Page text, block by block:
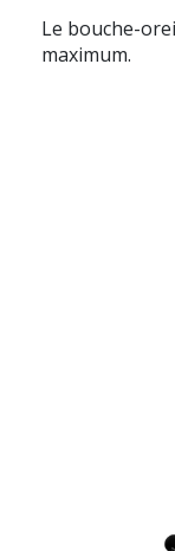
Le bouche-
maximum.